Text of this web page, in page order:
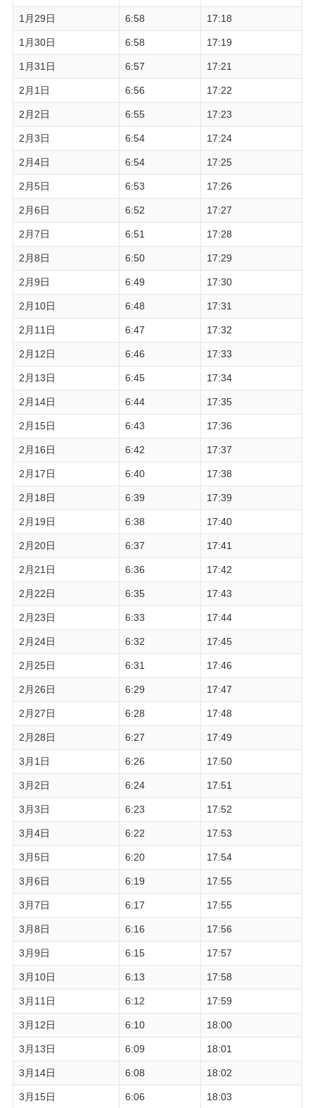
1月29日 6:58 17:18
1月30日 6:58 17:19
1月31日 6:57 17:21
2月1日 6:56 17:22
2月2日 6:55 17:23
2月3日 6:54 17:24
2月4日 6:54 17:25
2月5日 6:53 17:26
2月6日 6:52 17:27
2月7日 6:51 17:28
2月8日 6:50 17:29
2月9日 6:49 17:30
2月10日 6:48 17:31
2月11日 6:47 17:32
2月12日 6:46 17:33
2月13日 6:45 17:34
2月14日 6:44 17:35
2月15日 6:43 17:36
2月16日 6:42 17:37
2月17日 6:40 17:38
2月18日 6:39 17:39
2月19日 6:38 17:40
2月20日 6:37 17:41
2月21日 6:36 17:42
2月22日 6:35 17:43
2月23日 6:33 17:44
2月24日 6:32 17:45
2月25日 6:31 17:46
2月26日 6:29 17:47
2月27日 6:28 17:48
2月28日 6:27 17:49
3月1日 6:26 17:50
3月2日 6:24 17:51
3月3日 6:23 17:52
3月4日 6:22 17:53
3月5日 6:20 17:54
3月6日 6:19 17:55
3月7日 6:17 17:55
3月8日 6:16 17:56
3月9日 6:15 17:57
3月10日 6:13 17:58
3月11日 6:12 17:59
3月12日 6:10 18:00
3月13日 6:09 18:01
3月14日 6:08 18:02
3月15日 6:06 18:03